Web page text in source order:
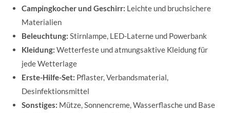
Campingkocher und Geschirr: Leichte und bruchsichere
Materialien
Beleuchtung: Stirnlampe, LED-Laterne und Powerbank
Kleidung: Wetterfeste und atmungsaktive Kleidung für
jede Wetterlage
Erste-Hilfe-Set: Pflaster, Verbandsmaterial,
Desinfektionsmittel
Sonstiges: Mütze, Sonnencreme, Wasserflasche und Base